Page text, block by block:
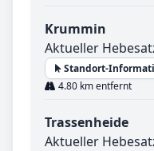
Krummin
Aktueller
Standort-
4.80 km entfernt
Trassenheide
Aktueller